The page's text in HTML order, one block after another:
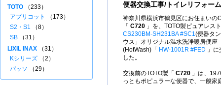
便器交換工事/トイレリフォーム
神奈川県横浜市鶴見区にお住まいの
「 C720 」を、TOTO製ピュアレス
CS230BM-SH231BA #SC1(便器タ
ウス」オリジナル温水洗浄暖房便座
(HotWash)「
HW-1001R #FED 」
した。
交換前のTOTO製「 C720 」は、
っともポピュラーな便器で、一般家
TOTO （233）
アプリコット
（173）
S2・S1 （8）
SB （31）
LIXIL INAX （31）
Kシリーズ （2）
パッソ （29）